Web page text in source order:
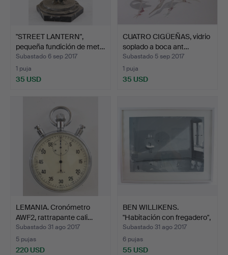
"STREET LANTERN",
pequeña fundición de met…
Subastado 6 sep 2017
1 puja
35 USD
CUATRO CIGÜEÑAS, vidrio
soplado a boca ant…
Subastado 5 sep 2017
1 puja
35 USD
LEMANIA. Cronómetro
AWF2, rattrapante cali…
Subastado 31 ago 2017
5 pujas
220 USD
BEN WILLIKENS.
"Habitación con fregadero",
…
Subastado 31 ago 2017
6 pujas
55 USD